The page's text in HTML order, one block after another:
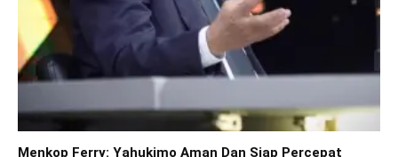
Menkop Ferry: Yahukimo Aman Dan Siap Percepat